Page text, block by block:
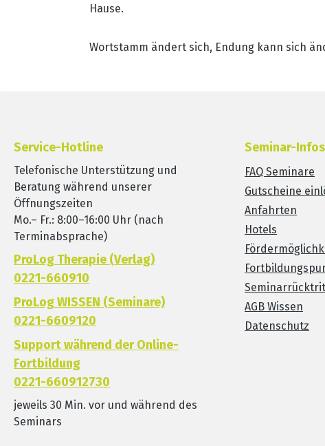
Hause.
Wortstamm ändert sich, Endung kann sich
Service-Hotline
Telefonische Unterstützung und
Beratung während unserer
Öffnungszeiten
Mo.– Fr.: 8:00–16:00 Uhr (nach
Terminabsprache)
ProLog Therapie (Verlag)
0221-660910
ProLog WISSEN (Seminare)
0221-6609120
Support während der Online-
Fortbildung
0221-660912730
jeweils 30 Min. vor und während des
Seminars
Seminar-Infos
FAQ Seminare
Gutscheine
Anfahrten
Hotels
AGB Wissen
Datenschutz